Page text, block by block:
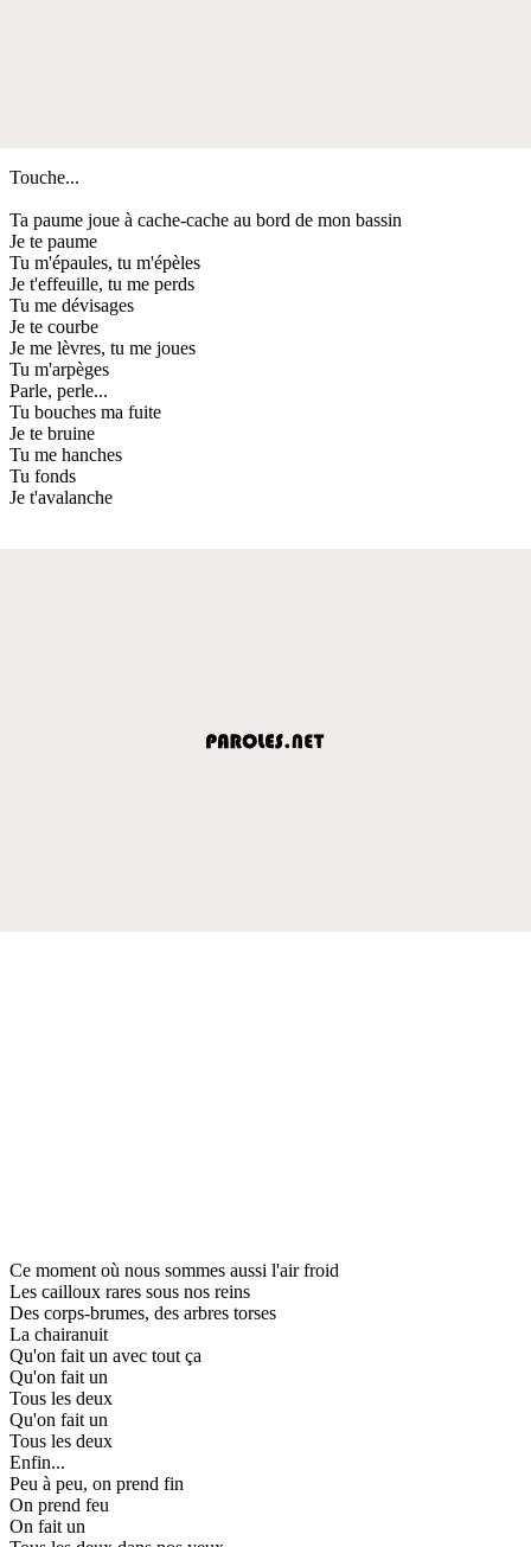
Touche...
Ta paume joue à cache-cache au bord de mon bassin
Je te paume
Tu m'épaules, tu m'épèles
Je t'effeuille, tu me perds
Tu me dévisages
Je te courbe
Je me lèvres, tu me joues
Tu m'arpèges
Parle, perle...
Tu bouches ma fuite
Je te bruine
Tu me hanches
Tu fonds
Je t'avalanche
Ce moment où nous sommes aussi l'air froid
Les cailloux rares sous nos reins
Des corps-brumes, des arbres torses
La chairanuit
Qu'on fait un avec tout ça
Qu'on fait un
Tous les deux
Qu'on fait un
Tous les deux
Enfin...
Peu à peu, on prend fin
On prend feu
On fait un